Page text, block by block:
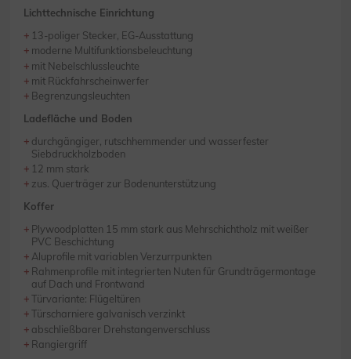
Lichttechnische Einrichtung
13-poliger Stecker, EG-Ausstattung
moderne Multifunktionsbeleuchtung
mit Nebelschlussleuchte
mit Rückfahrscheinwerfer
Begrenzungsleuchten
Ladefläche und Boden
durchgängiger, rutschhemmender und wasserfester
Siebdruckholzboden
12 mm stark
zus. Querträger zur Bodenunterstützung
Koffer
Plywoodplatten 15 mm stark aus Mehrschichtholz mit weißer
PVC Beschichtung
Aluprofile mit variablen Verzurrpunkten
Rahmenprofile mit integrierten Nuten für Grundträgermontage
auf Dach und Frontwand
Türvariante: Flügeltüren
Türscharniere galvanisch verzinkt
abschließbarer Drehstangenverschluss
Rangiergriff